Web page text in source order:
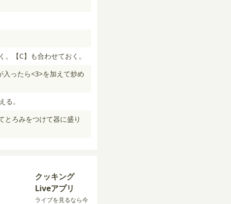
【C】も合わせておく。
ったら<3>を加えて炒め
。
とろみをつけて器に盛り
クッキング
Liveアプリ
ライブを見るなら今